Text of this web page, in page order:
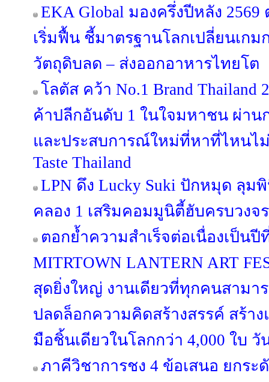
EKA Global มองครึ่งปีหลัง
เริ่มฟื้น ชี้มาตรฐานโลกเปลี่ยนเก
วัตถุดิบลด – ส่งออกอาหารไทยโต
โลตัส คว้า No.1 Brand
ค้าปลีกอันดับ 1 ในใจมหาชน ผ่าน
และประสบการณ์ใหม่ที่หาที่ไหนไม่
Taste Thailand
LPN ดึง Lucky Suki ปักหมุด ลุม
คลอง 1 เสริมคอมมูนิตี้ฮับครบวงจร
ตอกย้ำความสำเร็จต่อเนื่องเป็นปี
MITRTOWN LANTERN ART
สุดยิ่งใหญ่ งานเดียวที่ทุกคนสามา
ปลดล็อกความคิดสร้างสรรค์ สร้า
มือชิ้นเดียวในโลกกว่า 4,000 ใบ
ภาคีวิชาการชง 4 ข้อเสนอ ยกระ